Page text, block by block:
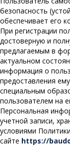
безопасность
обеспечивает его
При регистрации
достоверную и
предлагаемым в
актуальном
информация о
предоставления
специальным
пользователем на
Персональная
учетной записи,
условиями
сайте https://